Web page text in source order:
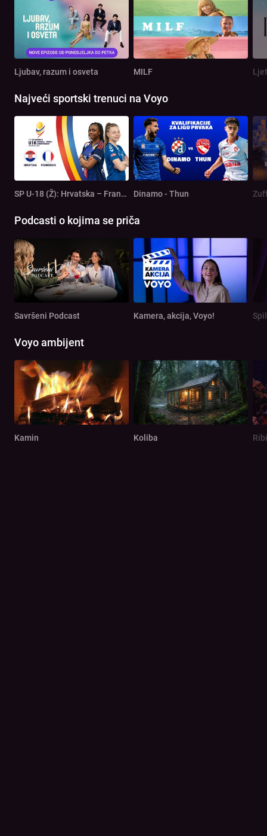
Ljubav, razum i osveta MILF
Najveći sportski trenuci na Voyo
SP U-18 (Ž): Hrvatska – Francuska Dinamo - Thun
Podcasti o kojima se priča
Savršeni Podcast Kamera, akcija, Voyo!
Voyo ambijent
Kamin Koliba